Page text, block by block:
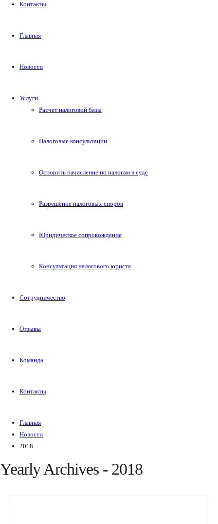
Контакты
Главная
Новости
Услуги
Расчет налоговой базы
Налоговые консультации
Оспорить начисление по налогам в суде
Разрешение налоговых споров
Юридическое сопровождение
Консультация налогового юриста
Сотрудничество
Отзывы
Команда
Контакты
Главная
Новости
2018
Yearly Archives - 2018